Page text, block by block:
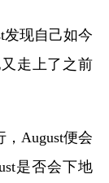
发现自己如今
走上了之前
August便会
是否会下地